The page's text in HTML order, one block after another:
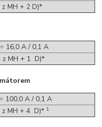
MH + 2 D)*
16,0 A / 0,1 A
z MH + 1 D)*
100,0 A / 0,1 A
z MH + 4 D)* 1